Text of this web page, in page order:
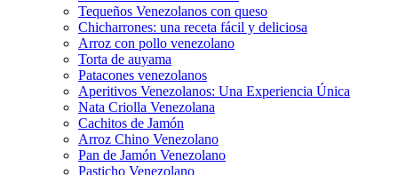
Tequeños Venezolanos con queso
Chicharrones: una receta fácil y deliciosa
Arroz con pollo venezolano
Torta de auyama
Patacones venezolanos
Aperitivos Venezolanos: Una Experiencia Única
Nata Criolla Venezolana
Cachitos de Jamón
Arroz Chino Venezolano
Pan de Jamón Venezolano
Pasticho Venezolano